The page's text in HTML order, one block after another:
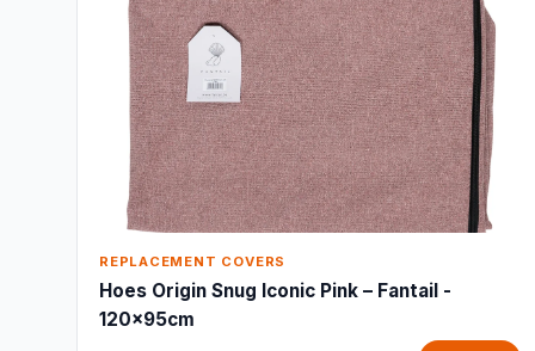
REPLACEMENT COVERS
Hoes Origin Snug Iconic Pink – Fantail -
120x95cm